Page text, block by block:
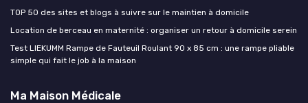
TOP 50 des sites et blogs à suivre sur le maintien à domicile
Location de berceau en maternité : organiser un retour à domicile serein
Test LIEKUMM Rampe de Fauteuil Roulant 90 x 85 cm : une rampe pliable
simple qui fait le job à la maison
Ma Maison Médicale